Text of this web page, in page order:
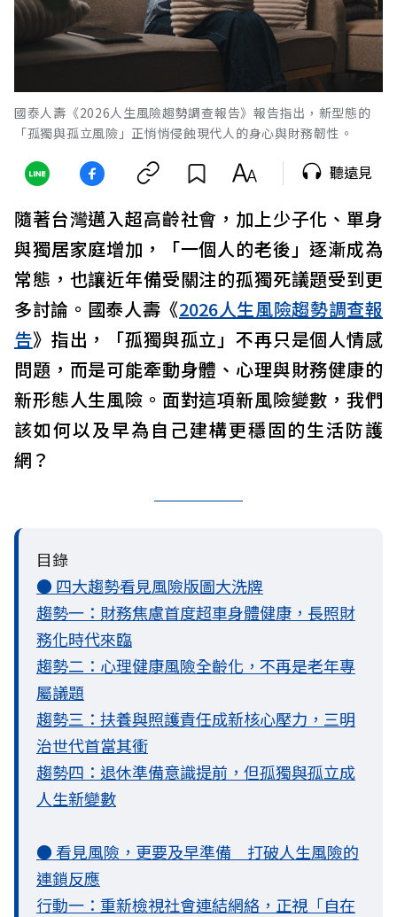
國泰人壽《2026人生風險趨勢調查報告》報告指出，新型態的
「孤獨與孤立風險」正悄悄侵蝕現代人的身心與財務韌性。
聽遠見
隨著台灣邁入超高齡社會，加上少子化、單身
與獨居家庭增加，「一個人的老後」逐漸成為
常態，也讓近年備受關注的孤獨死議題受到更
多討論。國泰人壽《2026人生風險趨勢調查報
告》指出，「孤獨與孤立」不再只是個人情感
問題，而是可能牽動身體、心理與財務健康的
新形態人生風險。面對這項新風險變數，我們
該如何以及早為自己建構更穩固的生活防護
網？
目錄
● 四大趨勢看見風險版圖大洗牌
趨勢一：財務焦慮首度超車身體健康，長照財
務化時代來臨
趨勢二：心理健康風險全齡化，不再是老年專
屬議題
趨勢三：扶養與照護責任成新核心壓力，三明
治世代首當其衝
趨勢四：退休準備意識提前，但孤獨與孤立成
人生新變數
● 看見風險，更要及早準備 打破人生風險的
連鎖反應
行動一：重新檢視社會連結網絡，正視「自在